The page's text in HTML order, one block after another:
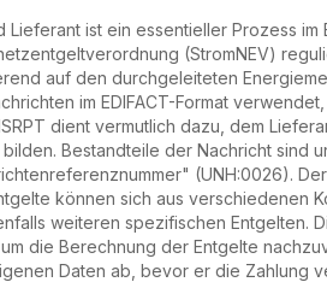
ist ein essentieller Prozess im
(StromNEV)
auf den durchgeleiteten
im EDIFACT-Format
dient vermutlich dazu, dem
Bestandteile der Nachricht sind
(UNH:0026).
können sich aus verschiedenen
weiteren spezifischen Entgelten.
die Berechnung der Entgelte
Daten ab, bevor er die Zahlung